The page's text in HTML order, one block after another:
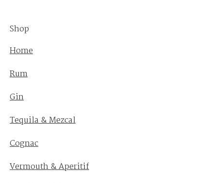
Shop
Home
Rum
Gin
Tequila & Mezcal
Cognac
Vermouth & Aperitif